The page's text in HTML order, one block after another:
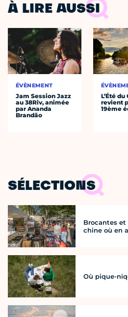
À LIRE AUSSI
ÉVÈNEMENT
Jam Session Jazz
au 38Riv, animée
par Ananda
Brandão
L’Été du
revient
19ème
SÉLECTIONS
Brocantes et
chine où en
Où pique-